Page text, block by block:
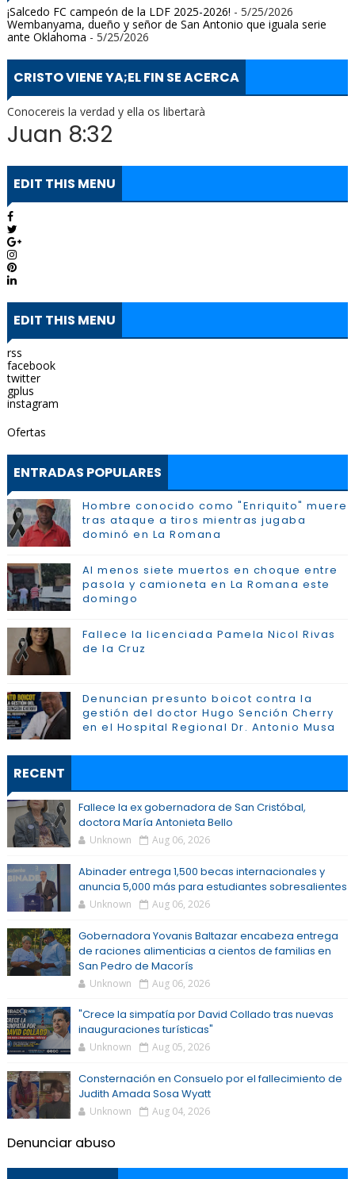
¡Salcedo FC campeón de la LDF 2025-2026! - 5/25/2026
Wembanyama, dueño y señor de San Antonio que iguala serie
ante Oklahoma - 5/25/2026
CRISTO VIENE YA;EL FIN SE ACERCA
Conocereis la verdad y ella os libertarà
Juan 8:32
EDIT THIS MENU
EDIT THIS MENU
rss
facebook
twitter
gplus
instagram
Ofertas
ENTRADAS POPULARES
Hombre conocido como "Enriquito" muere
tras ataque a tiros mientras jugaba
dominó en La Romana
Al menos siete muertos en choque entre
pasola y camioneta en La Romana este
domingo
Fallece la licenciada Pamela Nicol Rivas
de la Cruz
Denuncian presunto boicot contra la
gestión del doctor Hugo Sención Cherry
en el Hospital Regional Dr. Antonio Musa
RECENT
Fallece la ex gobernadora de San Cristóbal,
doctora María Antonieta Bello
Unknown Aug 06, 2026
Abinader entrega 1,500 becas internacionales y
anuncia 5,000 más para estudiantes sobresalientes
Unknown Aug 06, 2026
Gobernadora Yovanis Baltazar encabeza entrega
de raciones alimenticias a cientos de familias en
San Pedro de Macorís
Unknown Aug 06, 2026
"Crece la simpatía por David Collado tras nuevas
inauguraciones turísticas"
Unknown Aug 05, 2026
Consternación en Consuelo por el fallecimiento de
Judith Amada Sosa Wyatt
Unknown Aug 04, 2026
Denunciar abuso